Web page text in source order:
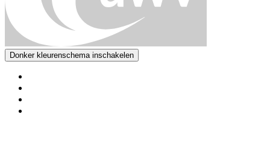
Donker kleurenschema inschakelen